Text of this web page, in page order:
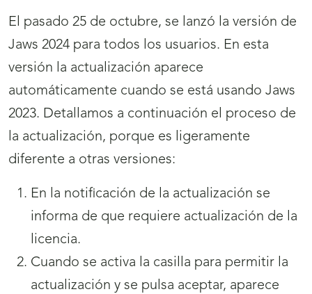
El pasado 25 de octubre, se lanzó la versión de
Jaws 2024 para todos los usuarios. En esta
versión la actualización aparece
automáticamente cuando se está usando Jaws
2023. Detallamos a continuación el proceso de
la actualización, porque es ligeramente
diferente a otras versiones:
En la notificación de la actualización se
informa de que requiere actualización de la
licencia.
Cuando se activa la casilla para permitir la
actualización y se pulsa aceptar, aparece